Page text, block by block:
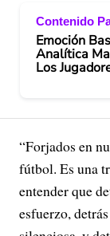
Contenido
Emoción
Analítica
Los
“Forjados en
fútbol. Es una
entender que
esfuerzo,